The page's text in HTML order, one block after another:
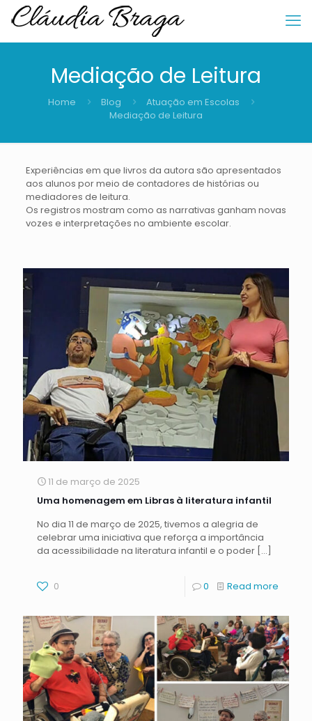
Mediação de Leitura
Home Blog
Atuação em Escolas
Mediação de Leitura
Experiências em que livros da autora são apresentados
aos alunos por meio de contadores de histórias ou
mediadores de leitura.
Os registros mostram como as narrativas ganham novas
vozes e interpretações no ambiente escolar.
11 de março de 2025
Uma homenagem em Libras à literatura infantil
No dia 11 de março de 2025, tivemos a alegria de
celebrar uma iniciativa que reforça a importância
da acessibilidade na literatura infantil e o poder […]
0 0 Read more